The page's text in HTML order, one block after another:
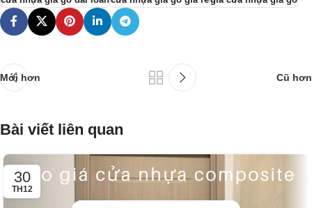
Mới hơn Cũ hơn
Bài viết liên quan
30
TH12